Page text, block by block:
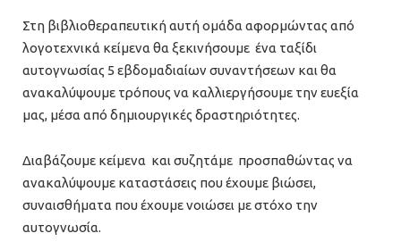
Στη βιβλιοθεραπευτική αυτή ομάδα αφορμώντας από
λογοτεχνικά κείμενα θα ξεκινήσουμε ένα ταξίδι
αυτογνωσίας 5 εβδομαδιαίων συναντήσεων και θα
ανακαλύψουμε τρόπους να καλλιεργήσουμε την ευεξία
μας, μέσα από δημιουργικές δραστηριότητες.
Διαβάζουμε κείμενα και συζητάμε προσπαθώντας να
ανακαλύψουμε καταστάσεις που έχουμε βιώσει,
συναισθήματα που έχουμε νοιώσει με στόχο την
αυτογνωσία.